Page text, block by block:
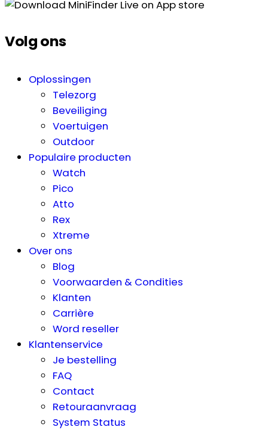
Volg ons
Oplossingen
Telezorg
Beveiliging
Voertuigen
Outdoor
Populaire producten
Watch
Pico
Atto
Rex
Xtreme
Over ons
Blog
Voorwaarden & Condities
Klanten
Carrière
Word reseller
Klantenservice
Je bestelling
FAQ
Contact
Retouraanvraag
System Status